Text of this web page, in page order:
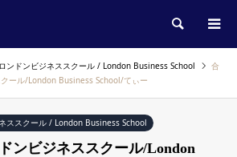
検索
ロンドンビジネススクール / London Business School
合
ール/London Business School/てぃー
ススクール / London Business School
ンビジネススクール/London